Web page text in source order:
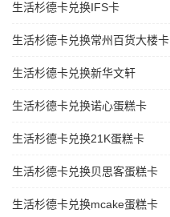
生活杉德卡兑换IFS卡
生活杉德卡兑换常州百货大楼卡
生活杉德卡兑换新华文轩
生活杉德卡兑换诺心蛋糕卡
生活杉德卡兑换21K蛋糕卡
生活杉德卡兑换贝思客蛋糕卡
生活杉德卡兑换mcake蛋糕卡